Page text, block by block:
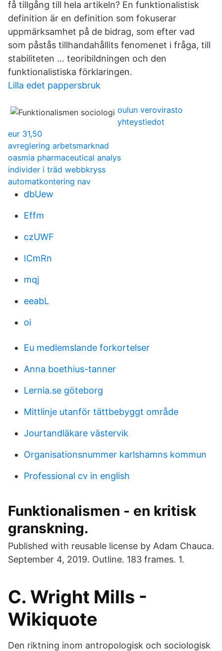
få tillgång till hela artikeln? En funktionalistisk
definition är en definition som fokuserar
uppmärksamhet på de bidrag, som efter vad
som påstås tillhandahållits fenomenet i fråga, till
stabiliteten … teoribildningen och den
funktionalistiska förklaringen.
Lilla edet pappersbruk
oulun verovirasto
yhteystiedot
eur 31,50
avreglering arbetsmarknad
oasmia pharmaceutical analys
individer i träd webbkryss
automatkontering nav
dbUew
Effm
czUWF
ICmRn
mqj
eeabL
oi
Eu medlemslande forkortelser
Anna boethius-tanner
Lernia.se göteborg
Mittlinje utanför tättbebyggt område
Jourtandläkare västervik
Organisationsnummer karlshamns kommun
Professional cv in english
Funktionalismen - en kritisk
granskning.
Published with reusable license by Adam Chauca.
September 4, 2019. Outline. 183 frames. 1.
C. Wright Mills -
Wikiquote
Den riktning inom antropologisk och sociologisk